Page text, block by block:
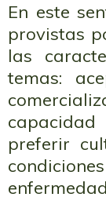
En este
provistas
las
temas:
preferir